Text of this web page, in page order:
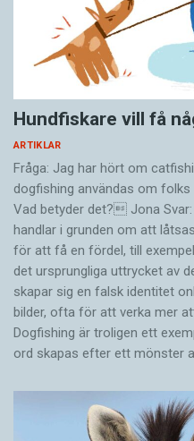
Hundfiskare vill få
ARTIKLAR
Fråga: Jag har hört om
dogfishing användas om
Vad betyder det? Jona
handlar i grunden om att
för att få en fördel, till
det ursprungliga uttrycket av
skapar sig en falsk identitet
bilder, ofta för att verka mer
Dogfishing är troligen ett
ord skapas efter ett mönster